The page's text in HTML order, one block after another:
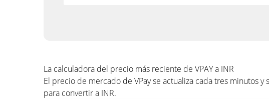
La calculadora del precio más reciente de VPAY a INR
El precio de mercado de VPay se actualiza cada tres minutos
para convertir a INR.